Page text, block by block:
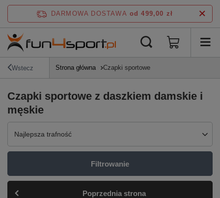
DARMOWA DOSTAWA od 499,00 zł
Wstecz Strona główna Czapki sportowe
Czapki sportowe z daszkiem damskie i
męskie
Zmień sortowanie
Najlepsza trafność
Filtrowanie
Poprzednia strona